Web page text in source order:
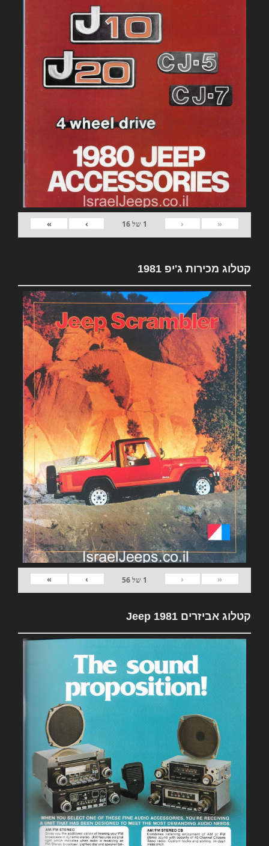
«
‹
1 של16
›
»
קטלוג מכירות ג'יפ 1981
«
‹
1 של56
›
»
קטלוג אביזרים 1981 Jeep